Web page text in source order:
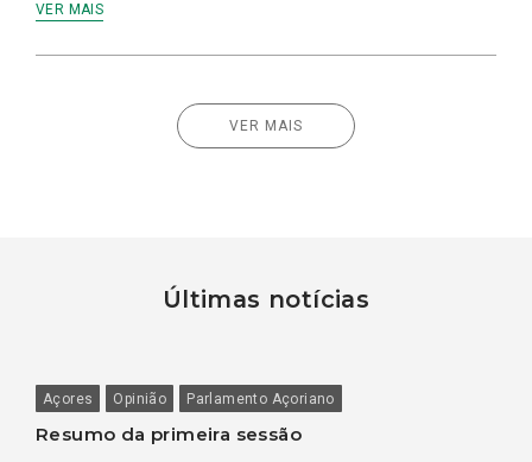
VER MAIS
VER MAIS
Últimas notícias
Açores Opinião Parlamento Açoriano
Resumo da primeira sessão